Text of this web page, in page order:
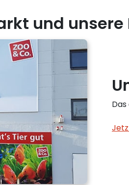
und